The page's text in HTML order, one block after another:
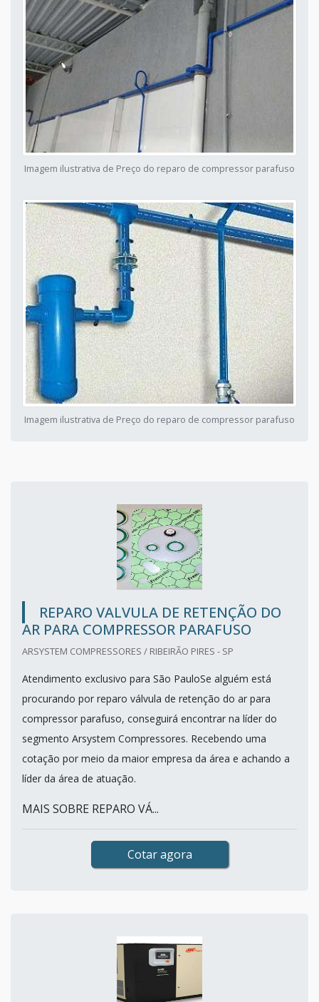
Imagem ilustrativa de Preço do reparo de compressor parafuso
Imagem ilustrativa de Preço do reparo de compressor parafuso
REPARO VALVULA DE RETENÇÃO DO
AR PARA COMPRESSOR PARAFUSO
ARSYSTEM COMPRESSORES / RIBEIRÃO PIRES - SP
Atendimento exclusivo para São PauloSe alguém está
procurando por reparo válvula de retenção do ar para
compressor parafuso, conseguirá encontrar na líder do
segmento Arsystem Compressores. Recebendo uma
cotação por meio da maior empresa da área e achando a
líder da área de atuação.
MAIS SOBRE REPARO VÁ...
Cotar agora